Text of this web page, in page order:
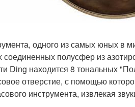
одного из самых юных в
соединенных полусфер из
Ding находится 8 тональных
отверстие, с помощью
инструмента, извлекая